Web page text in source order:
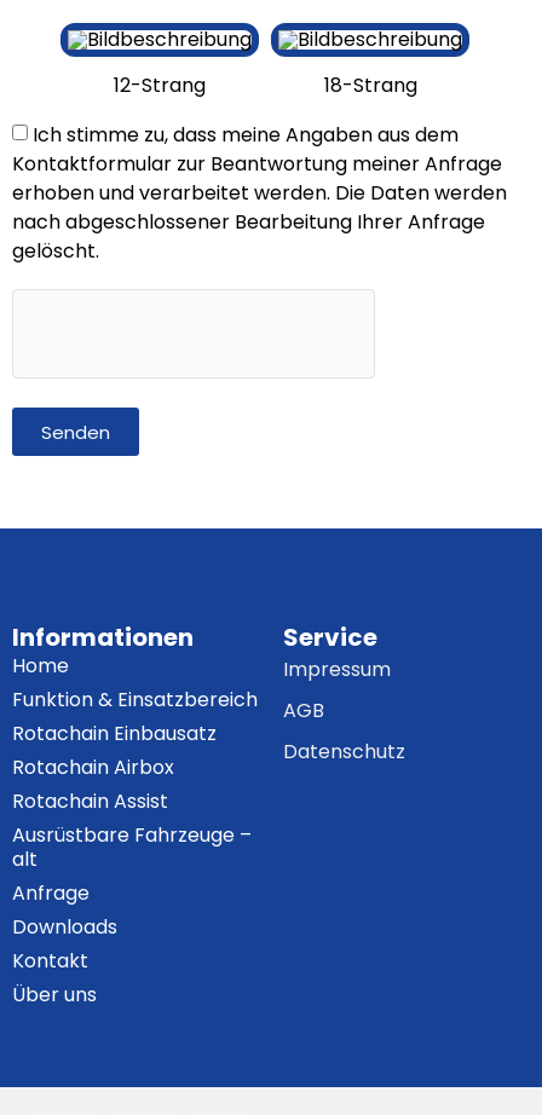
12-Strang
18-Strang
Ich stimme zu, dass meine Angaben aus dem
Kontaktformular zur Beantwortung meiner Anfrage
erhoben und verarbeitet werden. Die Daten werden
nach abgeschlossener Bearbeitung Ihrer Anfrage
gelöscht.
Senden
Informationen
Home
Funktion & Einsatzbereich
Rotachain Einbausatz
Rotachain Airbox
Rotachain Assist
Ausrüstbare Fahrzeuge –
alt
Anfrage
Downloads
Kontakt
Über uns
Service
Impressum
AGB
Datenschutz